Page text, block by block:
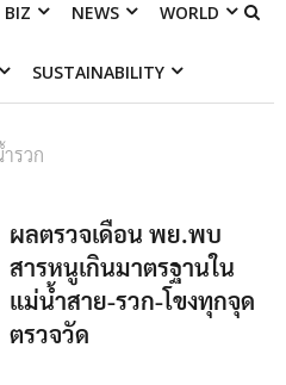
BIZ NEWS WORLD
SUSTAINABILITY
รวก
ผลตรวจเดือน พย.พบ
สารหนูเกินมาตรฐานใน
แม่น้ำสาย-รวก-โขงทุกจุด
ตรวจวัด